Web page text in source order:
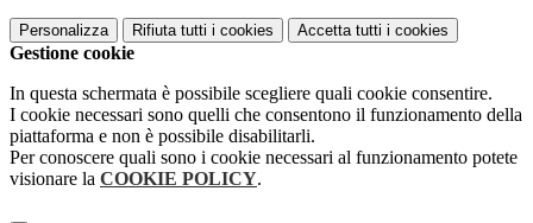
Personalizza Rifiuta tutti i cookies Accetta tutti i cookies
Gestione cookie
In questa schermata è possibile scegliere quali cookie consentire.
I cookie necessari sono quelli che consentono il funzionamento della
piattaforma e non è possibile disabilitarli.
Per conoscere quali sono i cookie necessari al funzionamento potete
visionare la COOKIE POLICY.